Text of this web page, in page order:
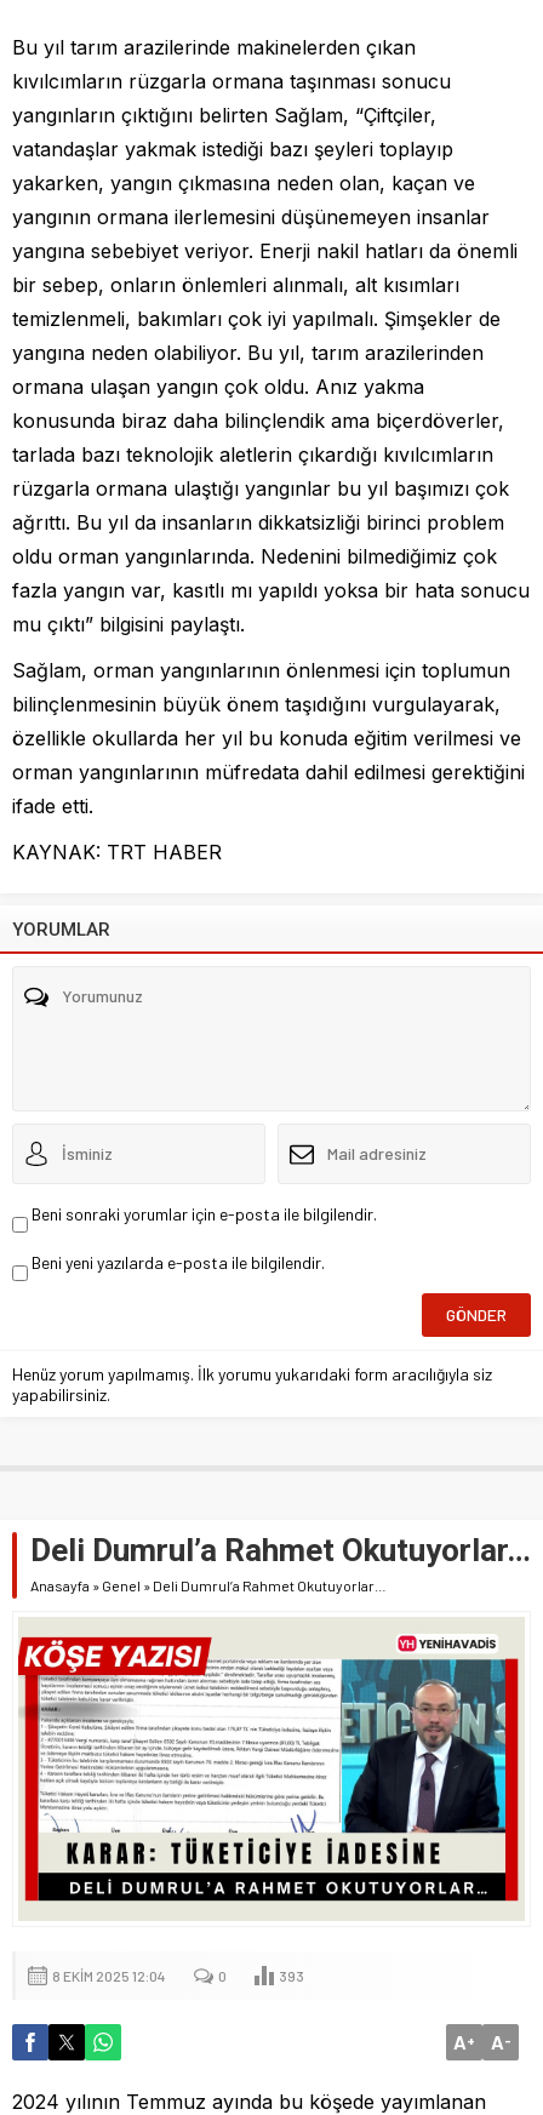
Bu yıl tarım arazilerinde makinelerden çıkan
kıvılcımların rüzgarla ormana taşınması sonucu
yangınların çıktığını belirten Sağlam, “Çiftçiler,
vatandaşlar yakmak istediği bazı şeyleri toplayıp
yakarken, yangın çıkmasına neden olan, kaçan ve
yangının ormana ilerlemesini düşünemeyen insanlar
yangına sebebiyet veriyor. Enerji nakil hatları da önemli
bir sebep, onların önlemleri alınmalı, alt kısımları
temizlenmeli, bakımları çok iyi yapılmalı. Şimşekler de
yangına neden olabiliyor. Bu yıl, tarım arazilerinden
ormana ulaşan yangın çok oldu. Anız yakma
konusunda biraz daha bilinçlendik ama biçerdöverler,
tarlada bazı teknolojik aletlerin çıkardığı kıvılcımların
rüzgarla ormana ulaştığı yangınlar bu yıl başımızı çok
ağrıttı. Bu yıl da insanların dikkatsizliği birinci problem
oldu orman yangınlarında. Nedenini bilmediğimiz çok
fazla yangın var, kasıtlı mı yapıldı yoksa bir hata sonucu
mu çıktı” bilgisini paylaştı.
Sağlam, orman yangınlarının önlenmesi için toplumun
bilinçlenmesinin büyük önem taşıdığını vurgulayarak,
özellikle okullarda her yıl bu konuda eğitim verilmesi ve
orman yangınlarının müfredata dahil edilmesi gerektiğini
ifade etti.
KAYNAK: TRT HABER
YORUMLAR
Beni sonraki yorumlar için e-posta ile bilgilendir.
Beni yeni yazılarda e-posta ile bilgilendir.
Henüz yorum yapılmamış. İlk yorumu yukarıdaki form aracılığıyla siz
yapabilirsiniz.
Deli Dumrul’a Rahmet Okutuyorlar…
Anasayfa » Genel » Deli Dumrul’a Rahmet Okutuyorlar…
8 EKIM 2025 12:04 0 393
A+ A-
2024 yılının Temmuz ayında bu köşede yayımlanan